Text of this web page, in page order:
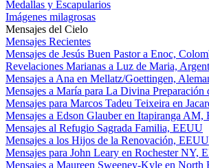
Medallas y Escapularios
Imágenes milagrosas
Mensajes del Cielo
Mensajes Recientes
Mensajes de Jesús Buen Pastor a Enoc,
Revelaciones Marianas a Luz de Maria,
Mensajes a Ana en Mellatz/Goettingen,
Mensajes a María para La Divina Preparación
Mensajes para Marcos Tadeu Teixeira en
Mensajes a Edson Glauber en Itapiranga AM,
Mensajes al Refugio Sagrada Familia, EEUU
Mensajes a los Hijos de la Renovación, EEUU
Mensajes para John Leary en Rochester NY,
Mensajes a Maureen Sweeney-Kyle en